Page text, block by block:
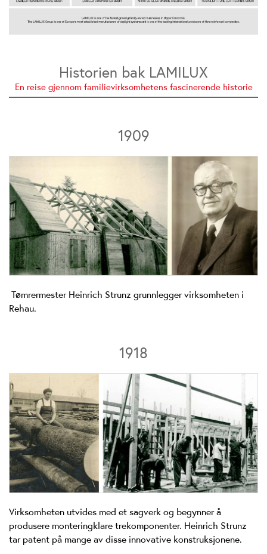
Historien bak LAMILUX
En reise gjennom familievirksomhetens fascinerende historie
1909
Tømrermester Heinrich Strunz grunnlegger virksomheten i
Rehau.
1918
Virksomheten utvides med et sagverk og begynner å
produsere monteringklare trekomponenter. Heinrich Strunz
tar patent på mange av disse innovative konstruksjonene.